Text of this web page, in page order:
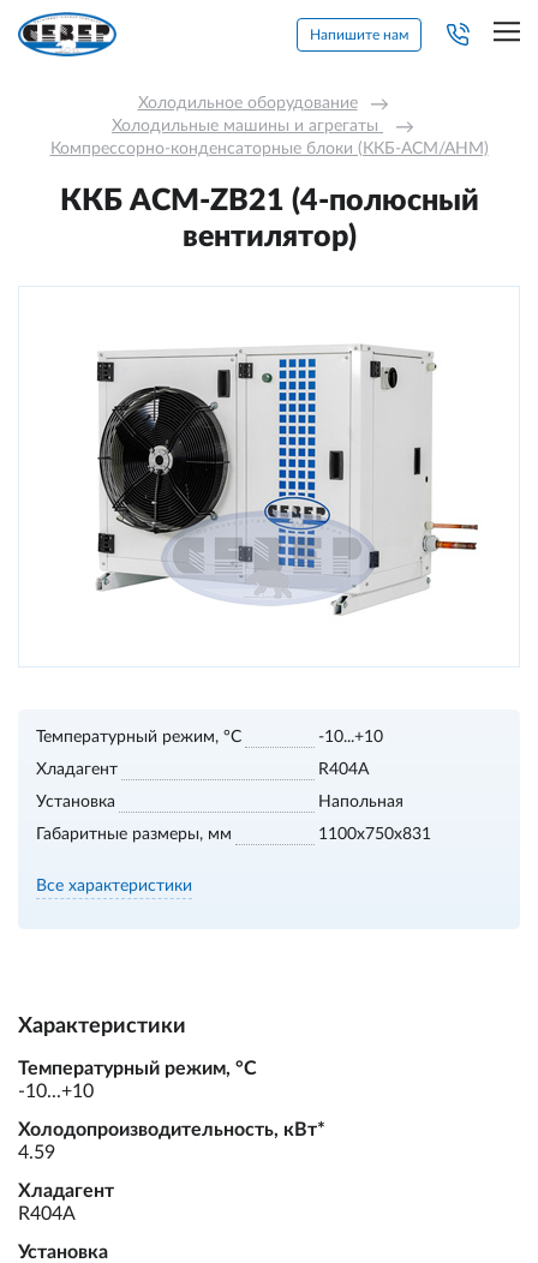
Напишите нам
Холодильное оборудование →
Холодильные машины и агрегаты →
Компрессорно-конденсаторные блоки (ККБ-АСМ/АНМ)
ККБ ACM-ZB21 (4-полюсный
вентилятор)
Температурный режим, °С
-10...+10
Хладагент
R404A
Установка
Напольная
Габаритные размеры, мм
1100х750х831
Все характеристики
Характеристики
Температурный режим, °С
-10...+10
Холодопроизводительность, кВт*
4.59
Хладагент
R404A
Установка